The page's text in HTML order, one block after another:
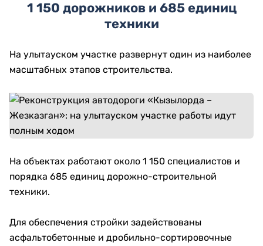
1 150 дорожников и 685 единиц
техники
На улытауском участке развернут один из наиболее
масштабных этапов строительства.
На объектах работают около 1 150 специалистов и
порядка 685 единиц дорожно-строительной
техники.
Для обеспечения стройки задействованы
асфальтобетонные и дробильно-сортировочные